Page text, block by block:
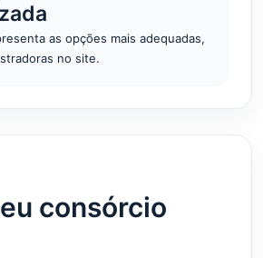
as opções mais adequadas,
no site.
consórcio